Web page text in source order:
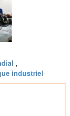
,
industriel